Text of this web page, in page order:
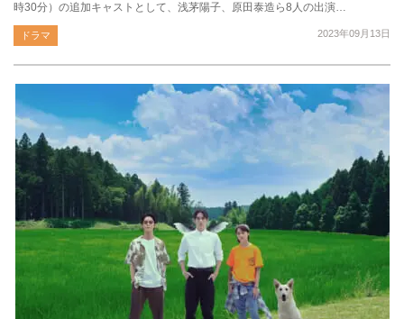
時30分）の追加キャストとして、浅茅陽子、原田泰造ら8人の出演…
2023年09月13日
ドラマ